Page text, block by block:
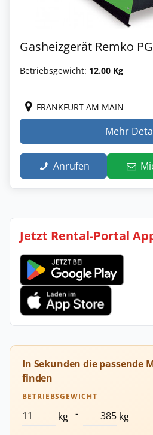
Gasheizgerät Remko
Betriebsgewicht: 12.00 Kg
FRANKFURT AM MAIN
Mehr
Anrufen
Jetzt Rental-Portal
In Sekunden die passende
finden
BETRIEBSGEWICHT
kg - kg